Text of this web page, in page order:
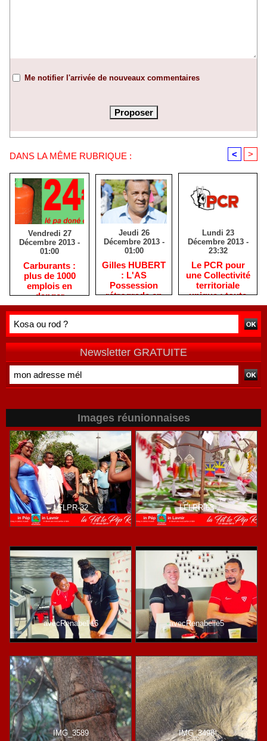
Me notifier l'arrivée de nouveaux commentaires
DANS LA MÊME RUBRIQUE : < >
Vendredi 27
Décembre 2013 -
01:00
Carburants :
plus de 1000
emplois en
danger
Jeudi 26
Décembre 2013 -
01:00
Gilles HUBERT
: L'AS
Possession
rétrograde en
deuxième
division
Lundi 23
Décembre 2013 -
23:32
Le PCR pour
une Collectivité
territoriale
unique : toute
autre prise de
position ne peut
qu'individuelle
Newsletter GRATUITE
Images réunionnaises
LFLPR-32 LFLPR-63
avecRenabelle6 avecRenabelle5
IMG_3589 IMG_3498